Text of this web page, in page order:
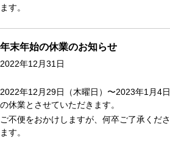
ます。
年末年始の休業のお知らせ
2022年12月31日
2022年12月29日（木曜日）〜2023年1月4
の休業とさせていただきます。
ご不便をおかけしますが、何卒ご了承くだ
ます。